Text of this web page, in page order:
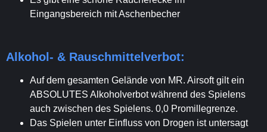
Eingangsbereich mit Aschenbecher
Alkohol- & Rauschmittelverbot:
Auf dem gesamten Gelände von MR. Airsoft gilt ein
ABSOLUTES Alkoholverbot während des Spielens
auch zwischen des Spielens. 0,0 Promillegrenze.
Das Spielen unter Einfluss von Drogen ist untersagt